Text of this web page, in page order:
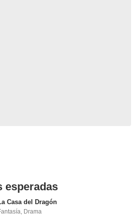
esperadas
Casa del Dragón
, Drama